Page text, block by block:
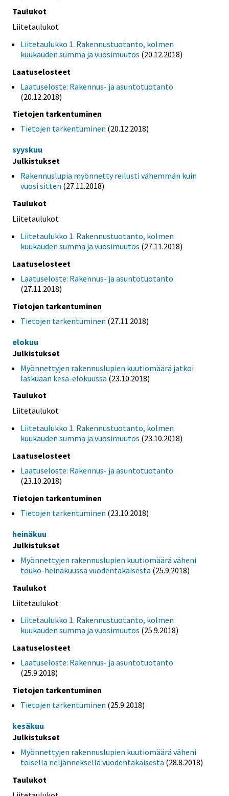
Taulukot
Liitetaulukot
Liitetaulukko 1. Rakennustuotanto, kolmen
kuukauden summa ja vuosimuutos (20.12.2018)
Laatuselosteet
Laatuseloste: Rakennus- ja asuntotuotanto
(20.12.2018)
Tietojen tarkentuminen
Tietojen tarkentuminen (20.12.2018)
syyskuu
Julkistukset
Rakennuslupia myönnetty reilusti vähemmän kuin
vuosi sitten (27.11.2018)
Taulukot
Liitetaulukot
Liitetaulukko 1. Rakennustuotanto, kolmen
kuukauden summa ja vuosimuutos (27.11.2018)
Laatuselosteet
Laatuseloste: Rakennus- ja asuntotuotanto
(27.11.2018)
Tietojen tarkentuminen
Tietojen tarkentuminen (27.11.2018)
elokuu
Julkistukset
Myönnettyjen rakennuslupien kuutiomäärä jatkoi
laskuaan kesä-elokuussa (23.10.2018)
Taulukot
Liitetaulukot
Liitetaulukko 1. Rakennustuotanto, kolmen
kuukauden summa ja vuosimuutos (23.10.2018)
Laatuselosteet
Laatuseloste: Rakennus- ja asuntotuotanto
(23.10.2018)
Tietojen tarkentuminen
Tietojen tarkentuminen (23.10.2018)
heinäkuu
Julkistukset
Myönnettyjen rakennuslupien kuutiomäärä väheni
touko-heinäkuussa vuodentakaisesta (25.9.2018)
Taulukot
Liitetaulukot
Liitetaulukko 1. Rakennustuotanto, kolmen
kuukauden summa ja vuosimuutos (25.9.2018)
Laatuselosteet
Laatuseloste: Rakennus- ja asuntotuotanto
(25.9.2018)
Tietojen tarkentuminen
Tietojen tarkentuminen (25.9.2018)
kesäkuu
Julkistukset
Myönnettyjen rakennuslupien kuutiomäärä väheni
toisella neljänneksellä vuodentakaisesta (28.8.2018)
Taulukot